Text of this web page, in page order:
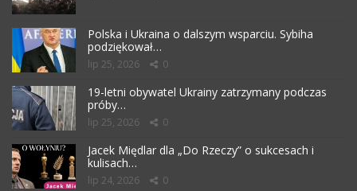
Polska i Ukraina o dalszym wsparciu. Sybiha
podziękował…
lip 25, 2026 0
19-letni obywatel Ukrainy zatrzymany podczas
próby…
lip 25, 2026 0
Jacek Międlar dla „Do Rzeczy” o sukcesach i
kulisach…
lip 24, 2026 0